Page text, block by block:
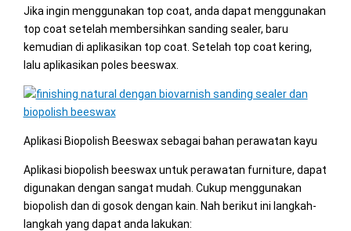
Jika ingin menggunakan top coat, anda dapat menggunakan
top coat setelah membersihkan sanding sealer, baru
kemudian di aplikasikan top coat. Setelah top coat kering,
lalu aplikasikan poles beeswax.
Aplikasi Biopolish Beeswax sebagai bahan perawatan kayu
Aplikasi biopolish beeswax untuk perawatan furniture, dapat
digunakan dengan sangat mudah. Cukup menggunakan
biopolish dan di gosok dengan kain. Nah berikut ini langkah-
langkah yang dapat anda lakukan: